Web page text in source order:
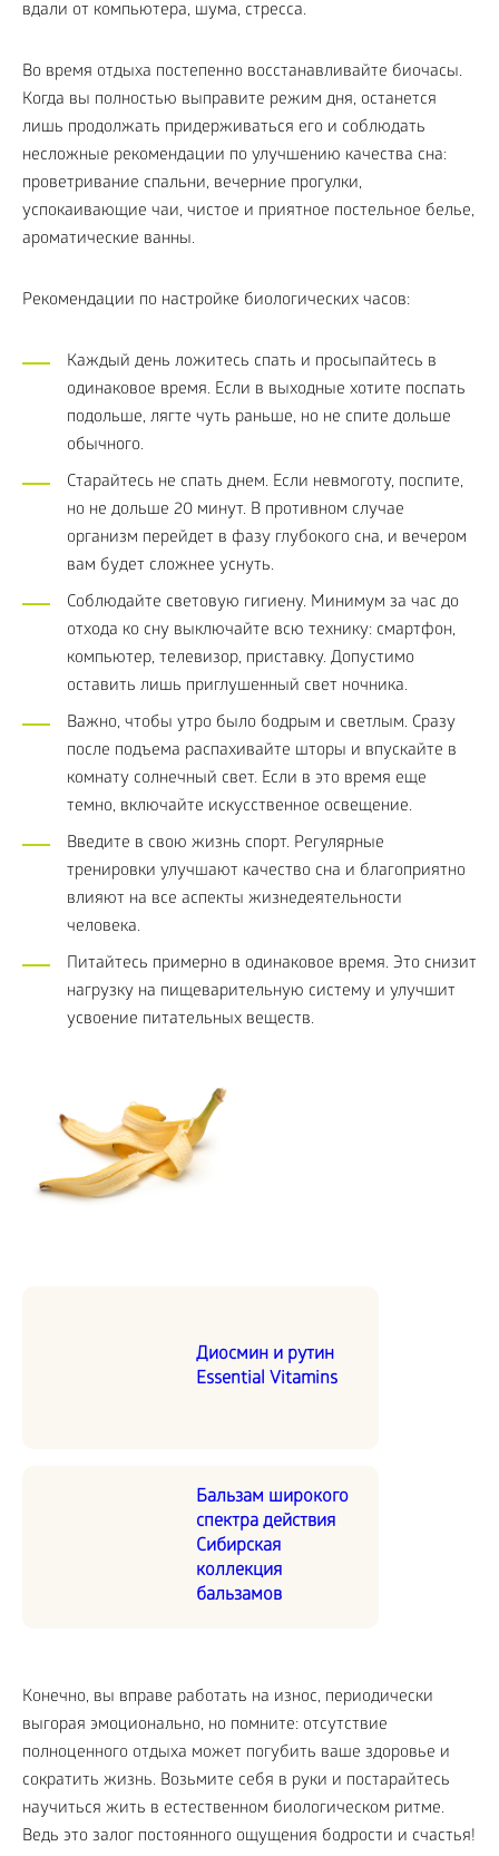
вдали от компьютера, шума, стресса.
Во время отдыха постепенно восстанавливайте биочасы.
Когда вы полностью выправите режим дня, останется
лишь продолжать придерживаться его и соблюдать
несложные рекомендации по улучшению качества сна:
проветривание спальни, вечерние прогулки,
успокаивающие чаи, чистое и приятное постельное белье,
ароматические ванны.
Рекомендации по настройке биологических часов:
Каждый день ложитесь спать и просыпайтесь в
одинаковое время. Если в выходные хотите поспать
подольше, лягте чуть раньше, но не спите дольше
обычного.
Старайтесь не спать днем. Если невмоготу, поспите,
но не дольше 20 минут. В противном случае
организм перейдет в фазу глубокого сна, и вечером
вам будет сложнее уснуть.
Соблюдайте световую гигиену. Минимум за час до
отхода ко сну выключайте всю технику: смартфон,
компьютер, телевизор, приставку. Допустимо
оставить лишь приглушенный свет ночника.
Важно, чтобы утро было бодрым и светлым. Сразу
после подъема распахивайте шторы и впускайте в
комнату солнечный свет. Если в это время еще
темно, включайте искусственное освещение.
Введите в свою жизнь спорт. Регулярные
тренировки улучшают качество сна и благоприятно
влияют на все аспекты жизнедеятельности
человека.
Питайтесь примерно в одинаковое время. Это снизит
нагрузку на пищеварительную систему и улучшит
усвоение питательных веществ.
Диосмин и рутин
Essential Vitamins
Бальзам широкого
спектра действия
Сибирская
коллекция
бальзамов
Конечно, вы вправе работать на износ, периодически
выгорая эмоционально, но помните: отсутствие
полноценного отдыха может погубить ваше здоровье и
сократить жизнь. Возьмите себя в руки и постарайтесь
научиться жить в естественном биологическом ритме.
Ведь это залог постоянного ощущения бодрости и счастья!